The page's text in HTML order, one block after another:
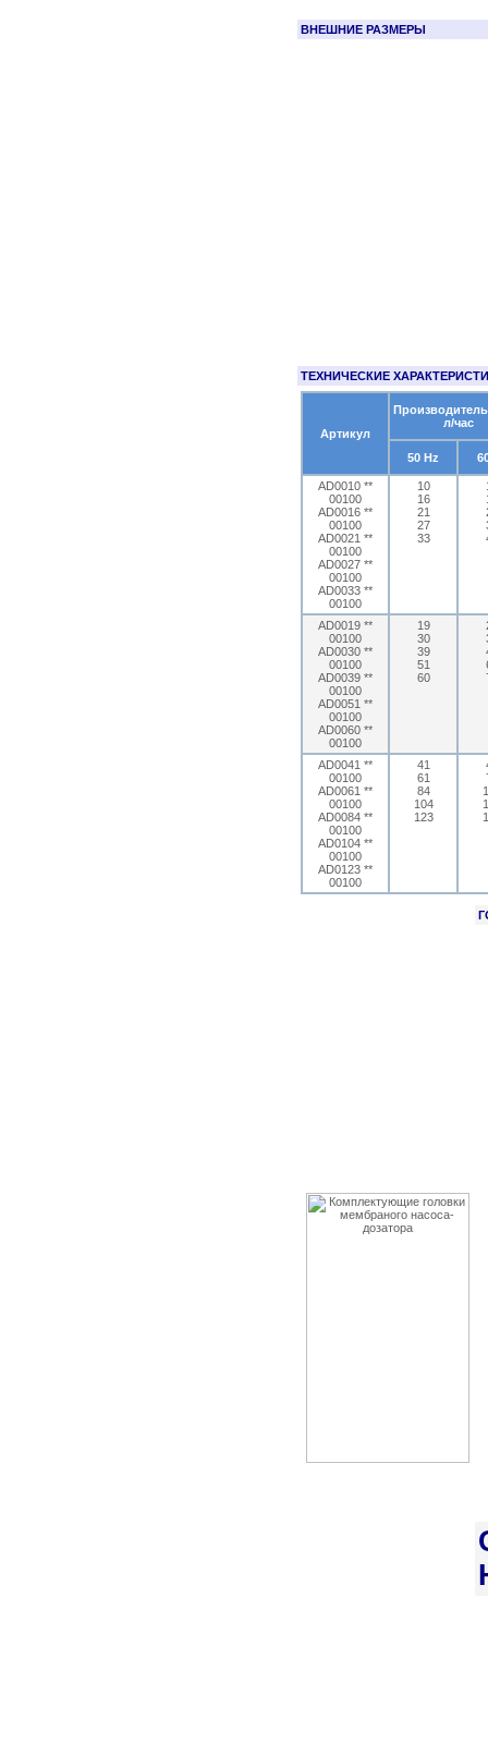
ВНЕШНИЕ РАЗМЕРЫ
ТЕХНИЧЕСКИЕ
Артикул
л/час
50 Hz
AD0010 **
00100
AD0016 **
00100
AD0021 **
00100
AD0027 **
00100
AD0033 **
00100
10
16
21
27
33
AD0019 **
00100
AD0030 **
00100
AD0039 **
00100
AD0051 **
00100
AD0060 **
00100
19
30
39
51
60
AD0041 **
00100
AD0061 **
00100
AD0084 **
00100
AD0104 **
00100
AD0123 **
00100
41
61
84
104
123